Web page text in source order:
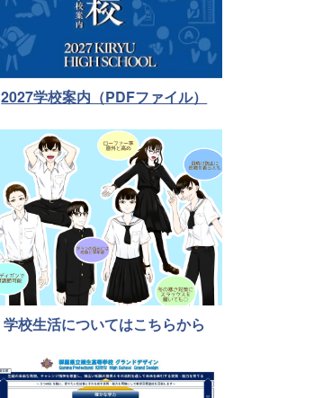
2027学校案内（PDFファイル）
学校生活についてはこちらから